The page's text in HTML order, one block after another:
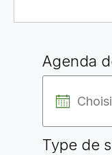
Agenda
Type de